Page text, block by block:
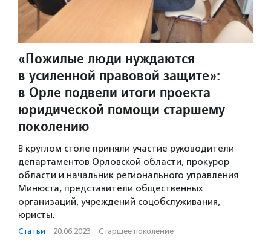
«Пожилые люди нуждаются
в усиленной правовой защите»:
в Орле подвели итоги проекта
юридической помощи старшему
поколению
В круглом столе приняли участие руководители
департаментов Орловской области, прокурор
области и начальник регионального управления
Минюста, представители общественных
организаций, учреждений соцобслуживания,
юристы.
Статьи · 20.06.2023 · Старшее поколение